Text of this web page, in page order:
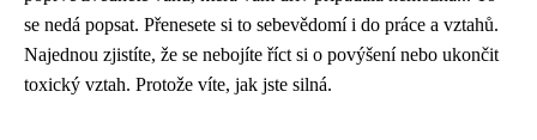
se nedá popsat. Přenesete si to sebevědomí i do práce a vztahů.
Najednou zjistíte, že se nebojíte říct si o povýšení nebo ukončit
toxický vztah. Protože víte, jak jste silná.